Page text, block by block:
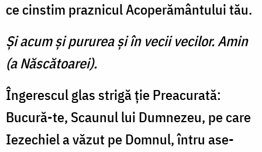
ce cinstim praznicul Acoperă­mântului tău.
Şi acum şi pururea şi în vecii vecilor. Amin
(a Născătoarei).
Îngerescul glas strigă ţie Preacurată:
Bucură-te, Scaunul lui Dumnezeu, pe care
Iezechiel a văzut pe Domnul, întru ase­